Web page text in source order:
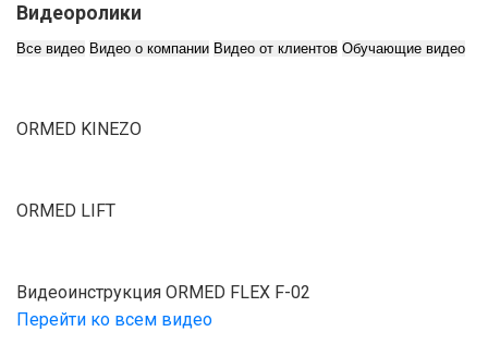
Видеоролики
Все видео Видео о компании Видео от клиентов Обучающие видео
ORMED KINEZO
ORMED LIFT
Видеоинструкция ORMED FLEX F-02
Перейти ко всем видео